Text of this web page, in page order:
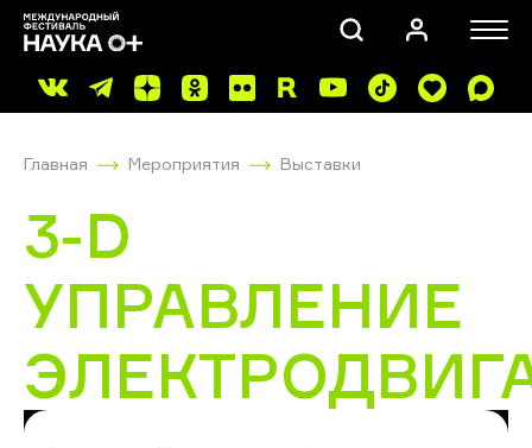
ПОИСК
Главная Мероприятия Выставки
3-D
УПРАВЛЕНИЕ